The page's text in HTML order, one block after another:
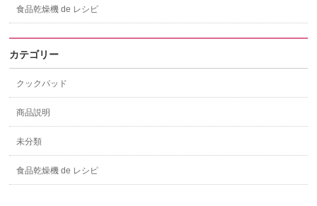
食品乾燥機 de レシピ
カテゴリー
クックパッド
商品説明
未分類
食品乾燥機 de レシピ